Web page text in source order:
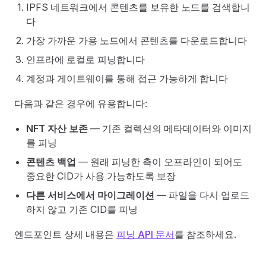
IPFS 네트워크에서 콘텐츠를 보유한 노드를 검색합니
다
가장 가까운 가용 노드에서 콘텐츠를 다운로드합니다
인프라에 로컬로 피닝합니다
계정과 게이트웨이를 통해 접근 가능하게 합니다
다음과 같은 경우에 유용합니다:
NFT 자산 보존 — 기존 컬렉션의 메타데이터와 이미지
를 피닝
콘텐츠 백업 — 원래 피닝한 측이 오프라인이 되어도
중요한 CID가 사용 가능하도록 보장
다른 서비스에서 마이그레이션 — 파일을 다시 업로드
하지 않고 기존 CID를 피닝
엔드포인트 상세 내용은 피닝 API 문서를 참조하세요.